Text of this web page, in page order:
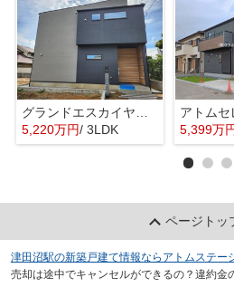
グランドエスカイヤー二宮１丁目 ３号地
5,220万円/ 3LDK
5,399万
ページトッ
津田沼駅の新築戸建て情報ならアトムステー
売却は途中でキャンセルができるの？違約金